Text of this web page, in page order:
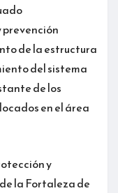
de la estructura
del sistema
de los
en el área
y
la Fortaleza de